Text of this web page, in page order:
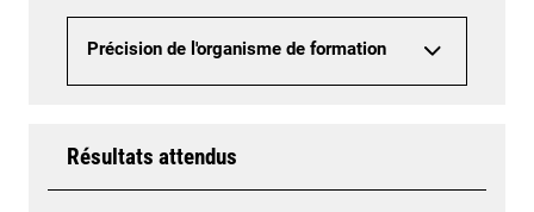
Précision de l'organisme de formation
Résultats attendus